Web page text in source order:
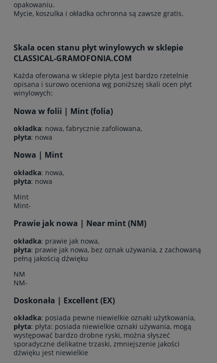
opakowaniu.
Mycie, koszulka i okładka ochronna są zawsze gratis.
Skala ocen stanu płyt winylowych w sklepie
CLASSICAL-GRAMOFONIA.COM
Każda oferowana w sklepie płyta jest bardzo rzetelnie
opisana i surowo oceniona wg poniższej skali ocen płyt
winylowych:
Nowa w folii | Mint (folia)
okładka: nowa, fabrycznie zafoliowana,
płyta: nowa
Nowa | Mint
okładka: nowa,
płyta: nowa
Mint
Mint-
Prawie jak nowa | Near mint (NM)
okładka: prawie jak nowa,
płyta: prawie jak nowa, bez oznak używania, z zachowaną
pełną jakością dźwięku
NM
NM-
Doskonała | Excellent (EX)
okładka: posiada pewne niewielkie oznaki użytkowania,
płyta: płyta: posiada niewielkie oznaki używania, mogą
występować bardzo drobne ryski, można słyszeć
sporadyczne delikatne trzaski, zmniejszenie jakości
dźwięku jest niewielkie